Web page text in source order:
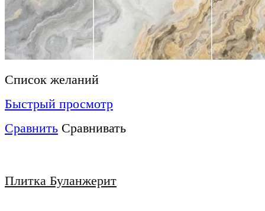
Список желаний
Быстрый просмотр
Сравнить Сравнивать
Плитка Буланжерит